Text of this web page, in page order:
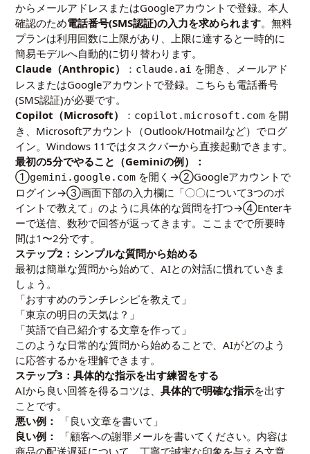
からメールアドレスまたはGoogleアカウントで登録。本人
確認のため電話番号(SMS認証)の入力を求められます。無料
プランは利用回数に上限があり、上限に達すると一時的に
簡易モデルへ自動的に切り替わります。
Claude（Anthropic）
： claude.ai を開き、メールアド
レスまたはGoogleアカウントで登録。こちらも電話番号
(SMS認証)が必要です。
Copilot（Microsoft）
： copilot.microsoft.com を開
き、Microsoftアカウント（Outlook/Hotmailなど）でログ
イン。Windows 11ではタスクバーから直接起動できます。
最初の5分でやること（Geminiの例）：
①gemini.google.com を開く→②Googleアカウントで
ログイン→③画面下部の入力欄に「〇〇について3つのポ
イントで教えて」のように具体的な質問を打つ→④Enterキ
ーで送信、数秒で回答が返ってきます。ここまでで所要時
間は1〜2分です。
ステップ2：シンプルな質問から始める
最初は簡単な質問から始めて、AIとの対話に慣れていきま
しょう。
「おすすめのランチレシピを教えて」
「東京の明日の天気は？」
「英語で自己紹介する文章を作って」
このような日常的な質問から始めることで、AIがどのよう
に応答するかを理解できます。
ステップ3：具体的な指示を出す練習をする
AIから良い回答を得るコツは、具体的で明確な指示を出す
ことです。
悪い例：
「良い文章を書いて」
良い例：
「顧客への謝罪メールを書いてください。内容は